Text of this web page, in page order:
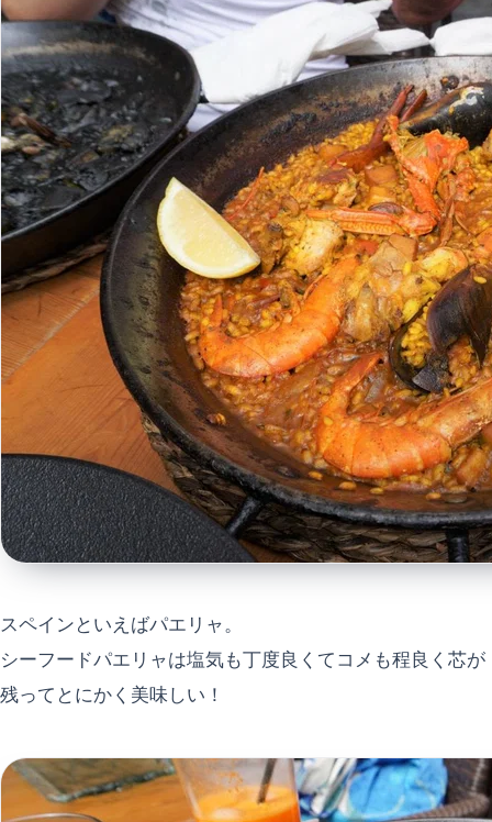
スペインといえばパエリャ。
シーフードパエリャは塩気も丁度良くてコメも程良く芯が
残ってとにかく美味しい！